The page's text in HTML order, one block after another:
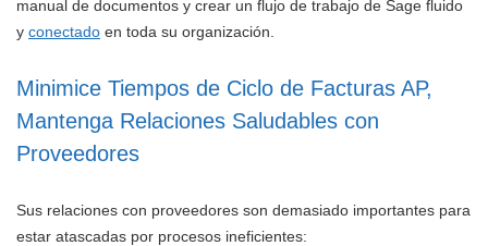
manual de documentos y crear un flujo de trabajo de Sage fluido
y conectado en toda su organización.
Minimice Tiempos de Ciclo de Facturas AP,
Mantenga Relaciones Saludables con
Proveedores
Sus relaciones con proveedores son demasiado importantes para
estar atascadas por procesos ineficientes: